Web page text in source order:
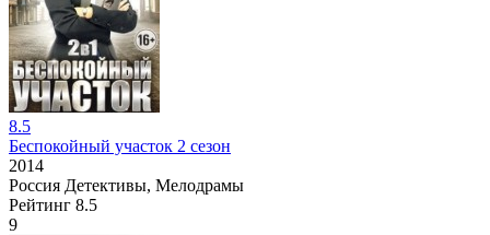
8.5
Беспокойный участок 2 сезон
2014
Россия Детективы, Мелодрамы
Рейтинг 8.5
9